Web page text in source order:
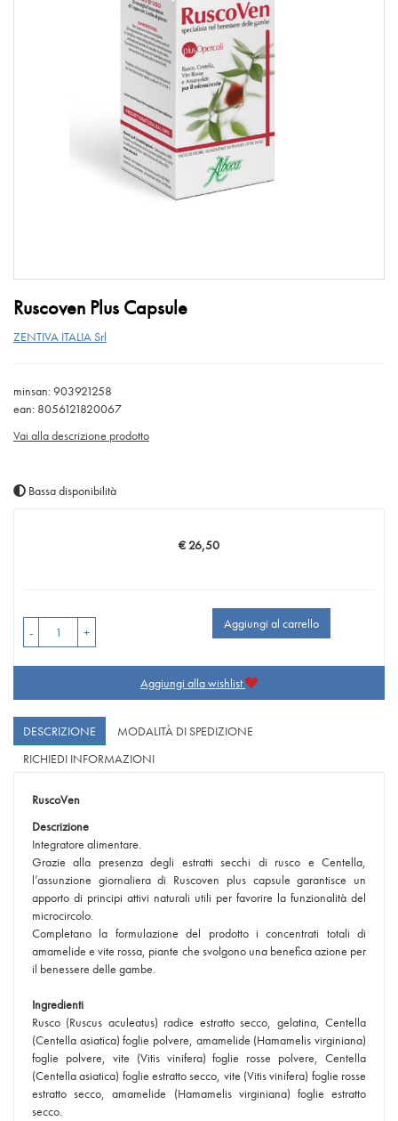
Ruscoven Plus Capsule
ZENTIVA ITALIA Srl
minsan: 903921258
ean: 8056121820067
Vai alla descrizione prodotto
Bassa disponibilità
Prezzo
€ 26,50
- +
Aggiungi al carrello
Aggiungi alla wishlist
DESCRIZIONE
MODALITÀ DI SPEDIZIONE
RICHIEDI INFORMAZIONI
RuscoVen
Descrizione
Integratore alimentare.
Grazie alla presenza degli estratti secchi di rusco e Centella,
l’assunzione giornaliera di Ruscoven plus capsule garantisce un
apporto di principi attivi naturali utili per favorire la funzionalità del
microcircolo.
Completano la formulazione del prodotto i concentrati totali di
amamelide e vite rossa, piante che svolgono una benefica azione per
il benessere delle gambe.
Ingredienti
Rusco (Ruscus aculeatus) radice estratto secco, gelatina, Centella
(Centella asiatica) foglie polvere, amamelide (Hamamelis virginiana)
foglie polvere, vite (Vitis vinifera) foglie rosse polvere, Centella
(Centella asiatica) foglie estratto secco, vite (Vitis vinifera) foglie rosse
estratto secco, amamelide (Hamamelis virginiana) foglie estratto
secco.